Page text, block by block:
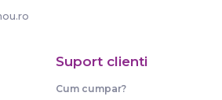
Suport clienti
Cum cumpar?